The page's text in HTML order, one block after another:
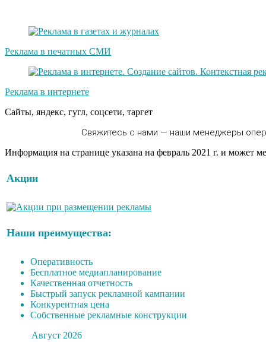
Реклама в печатных СМИ
Реклама в интернете
Сайты, яндекс, гугл, соцсети, таргет
Свяжитесь с нами — наши менеджеры
Информация на странице указана на февраль 2021 г. и может
Акции
Наши преимущества:
Оперативность
Бесплатное медиапланирование
Качественная отчетность
Быстрый запуск рекламной кампании
Конкурентная цена
Собственные рекламные конструкции
Август 2026